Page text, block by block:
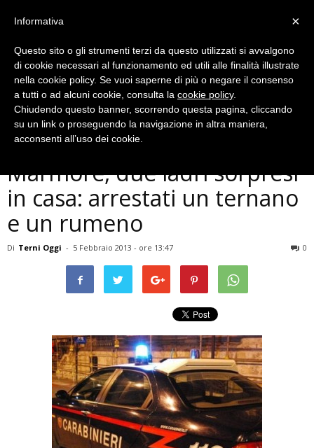
Cronaca
Furti in abitazione a
Marmore, due ladri sorpresi
in casa: arrestati un ternano
e un rumeno
Di Terni Oggi - 5 Febbraio 2013 - ore 13:47 0
×
Informativa
Questo sito o gli strumenti terzi da questo utilizzati si avvalgono
di cookie necessari al funzionamento ed utili alle finalità illustrate
nella cookie policy. Se vuoi saperne di più o negare il consenso
a tutti o ad alcuni cookie, consulta la cookie policy.
Chiudendo questo banner, scorrendo questa pagina, cliccando
su un link o proseguendo la navigazione in altra maniera,
acconsenti all’uso dei cookie.